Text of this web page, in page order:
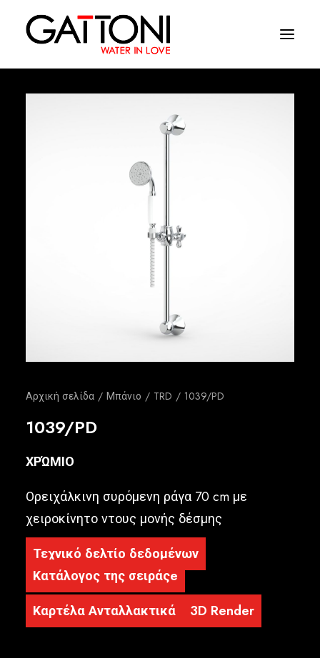
Αρχική σελίδα Μπάνιο TRD 1039/PD
1039/PD
ΧΡΏΜΙΟ
Ορειχάλκινη συρόμενη ράγα 70 cm με
χειροκίνητο ντους μονής δέσμης
Τεχνικό δελτίο δεδομένων
Κατάλογος της σειράςe
Καρτέλα Ανταλλακτικά
3D Render